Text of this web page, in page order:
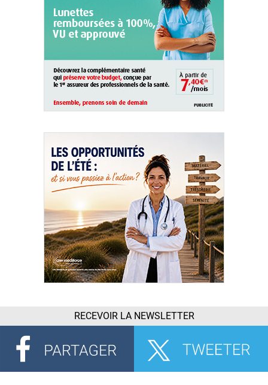
RECEVOIR LA NEWSLETTER